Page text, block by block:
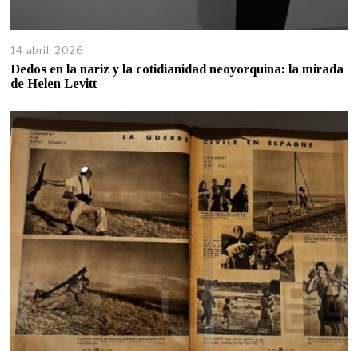
14 abril, 2026
Dedos en la nariz y la cotidianidad neoyorquina: la mirada
de Helen Levitt